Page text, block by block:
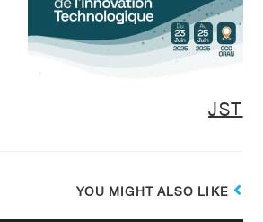
JST
YOU MIGHT ALSO LIKE